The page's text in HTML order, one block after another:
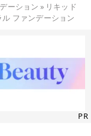
ーション » リキッド
ファンデーション
PR